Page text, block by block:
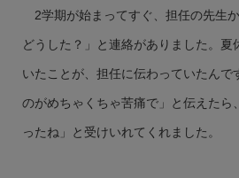
2学期が始まってすぐ、担任の先生か
どうした？」と連絡がありました。夏
いたことが、担任に伝わっていたんで
のがめちゃくちゃ苦痛で」と伝えたら
ったね」と受けいれてくれました。